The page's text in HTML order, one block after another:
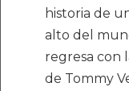
historia de
alto del
regresa con
de Tommy